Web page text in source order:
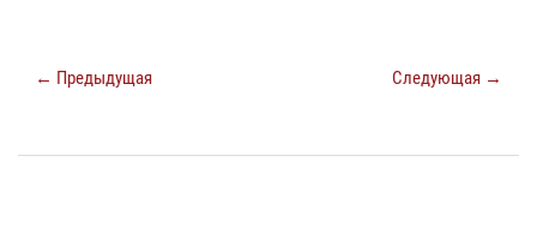
← Предыдущая Следующая →